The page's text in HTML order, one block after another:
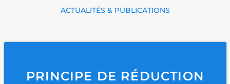
ACTUALITÉS & PUBLICATIONS
PRINCIPE DE RÉDUCTION